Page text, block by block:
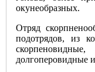
окунеобразных.
Отряд
подотрядов, из
долгоперовидные